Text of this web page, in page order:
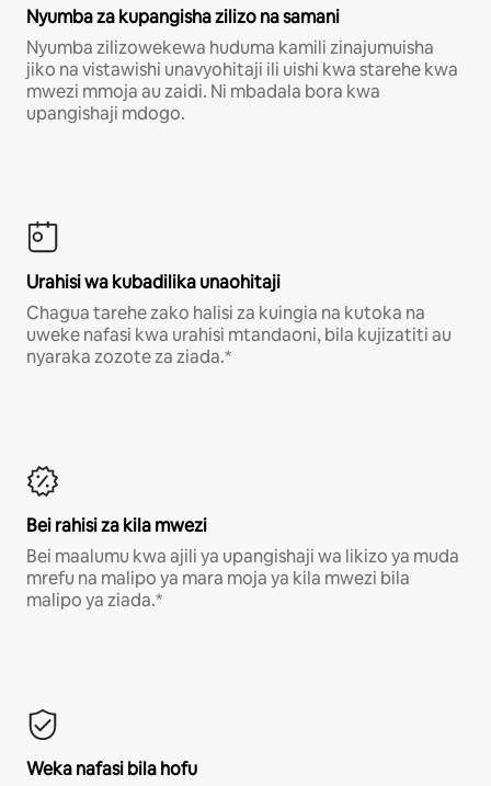
Nyumba za kupangisha zilizo na samani
Nyumba zilizowekewa huduma kamili zinajumuisha
jiko na vistawishi unavyohitaji ili uishi kwa starehe kwa
mwezi mmoja au zaidi. Ni mbadala bora kwa
upangishaji mdogo.
Urahisi wa kubadilika unaohitaji
Chagua tarehe zako halisi za kuingia na kutoka na
uweke nafasi kwa urahisi mtandaoni, bila kujizatiti au
nyaraka zozote za ziada.*
Bei rahisi za kila mwezi
Bei maalumu kwa ajili ya upangishaji wa likizo ya muda
mrefu na malipo ya mara moja ya kila mwezi bila
malipo ya ziada.*
Weka nafasi bila hofu